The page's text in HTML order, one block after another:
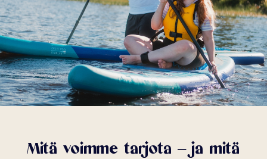
Mitä voimme tarjota – ja mitä